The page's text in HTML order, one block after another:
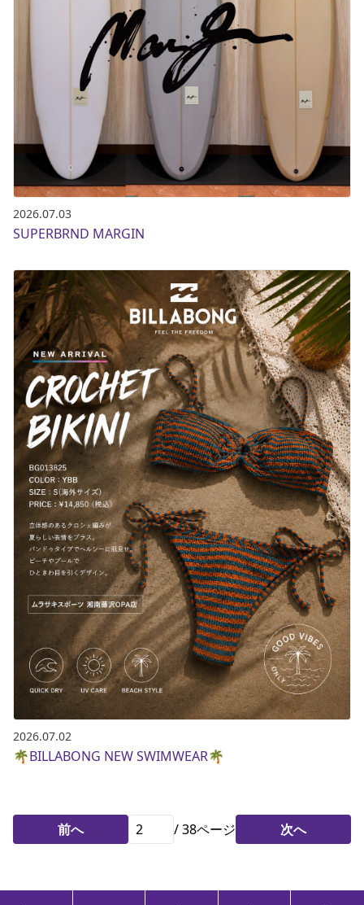
2026.07.03
SUPERBRND MARGIN
2026.07.02
🌴BILLABONG NEW SWIMWEAR🌴
前へ /38ページ 次へ